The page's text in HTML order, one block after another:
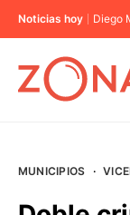
Noticias hoy Diego
MUNICIPIOS ·